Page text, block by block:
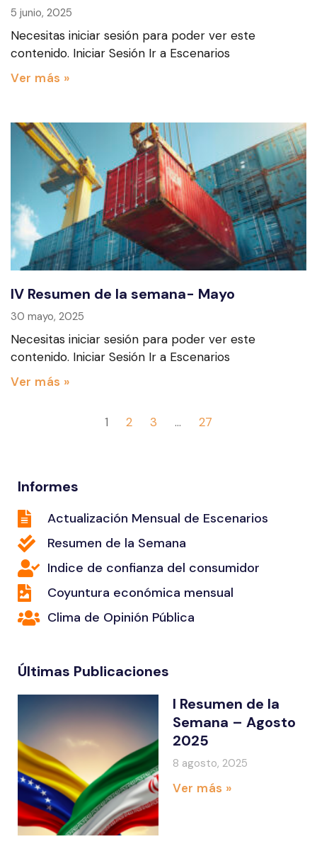
5 junio, 2025
Necesitas iniciar sesión para poder ver este
contenido. Iniciar Sesión Ir a Escenarios
Ver más »
IV Resumen de la semana- Mayo
30 mayo, 2025
Necesitas iniciar sesión para poder ver este
contenido. Iniciar Sesión Ir a Escenarios
Ver más »
1 2 3 … 27
Informes
Actualización Mensual de Escenarios
Resumen de la Semana
Indice de confianza del consumidor
Coyuntura económica mensual
Clima de Opinión Pública
Últimas Publicaciones
I Resumen de la
Semana – Agosto
2025
8 agosto, 2025
Ver más »